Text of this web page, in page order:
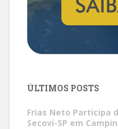
ÚLTIMOS POSTS
Frias Neto Participa
Secovi-SP em